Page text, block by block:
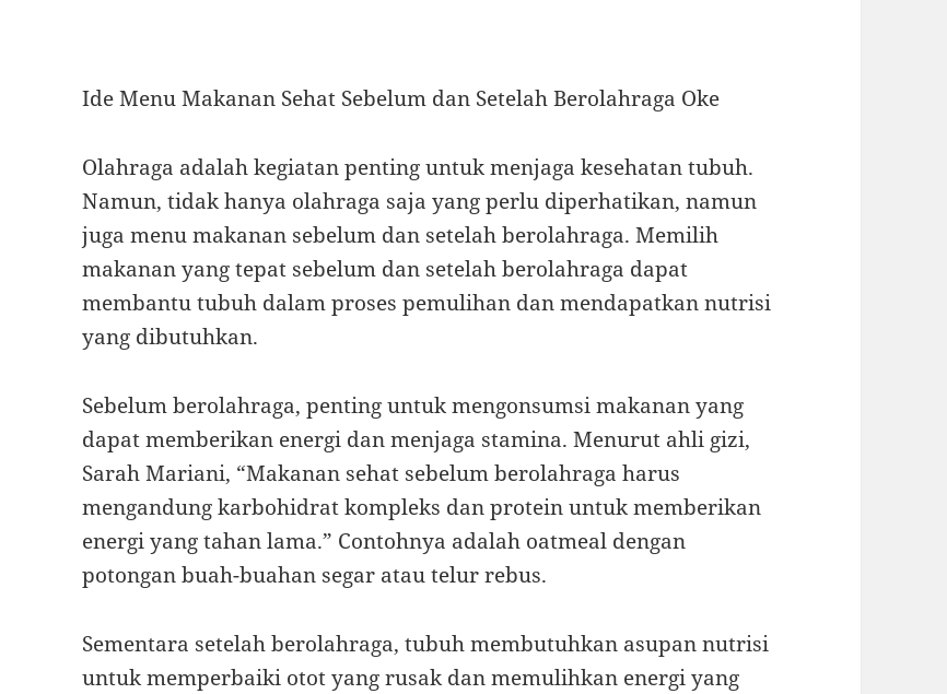
Ide Menu Makanan Sehat Sebelum dan Setelah Berolahraga Oke
Olahraga adalah kegiatan penting untuk menjaga kesehatan tubuh.
Namun, tidak hanya olahraga saja yang perlu diperhatikan, namun
juga menu makanan sebelum dan setelah berolahraga. Memilih
makanan yang tepat sebelum dan setelah berolahraga dapat
membantu tubuh dalam proses pemulihan dan mendapatkan nutrisi
yang dibutuhkan.
Sebelum berolahraga, penting untuk mengonsumsi makanan yang
dapat memberikan energi dan menjaga stamina. Menurut ahli gizi,
Sarah Mariani, “Makanan sehat sebelum berolahraga harus
mengandung karbohidrat kompleks dan protein untuk memberikan
energi yang tahan lama.” Contohnya adalah oatmeal dengan
potongan buah-buahan segar atau telur rebus.
Sementara setelah berolahraga, tubuh membutuhkan asupan nutrisi
untuk memperbaiki otot yang rusak dan memulihkan energi yang